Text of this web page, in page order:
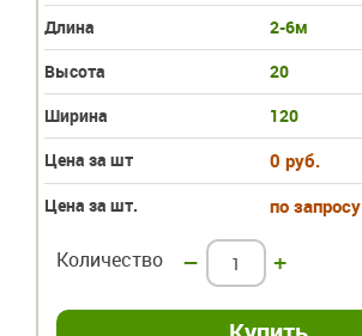
Длина
2-6м
Высота
20
Ширина
120
Цена за шт
0 руб.
Цена за шт. по запросу
Количество – +